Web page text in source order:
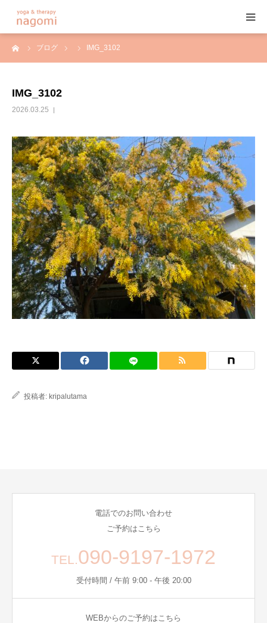
ブログ IMG_3102
IMG_3102
2026.03.25
投稿者: kripalutama
電話でのお問い合わせ
ご予約はこちら
TEL.090-9197-1972
受付時間 / 午前 9:00 - 午後 20:00
WEBからのご予約はこちら
HOME
ヨガセラピー
アーユルヴェーダ
プログラム&料金
ご予約
ブログ